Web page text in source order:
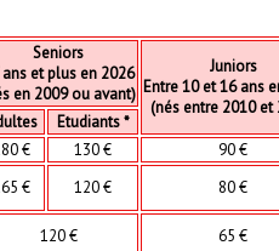
Seniors
ans et plus en 2026
en 2009 ou avant)
Juniors
Entre 10 et 16 ans
(nés entre 2010 et
Etudiants *
€ 130 € 90 €
€ 120 €
80 €
120 €
65 €